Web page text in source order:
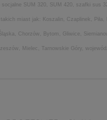
SUM 320, SUM 420, szafki sus
miast jak: Koszalin, Czaplinek,
Chorzów, Bytom, Gliwice,
Mielec, Tarnowskie Góry,